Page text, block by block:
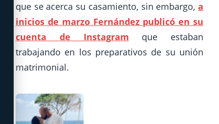
que se acerca su casamiento, sin embargo, a
inicios de marzo Fernández publicó en su
cuenta de Instagram que estaban
trabajando en los preparativos de su unión
matrimonial.